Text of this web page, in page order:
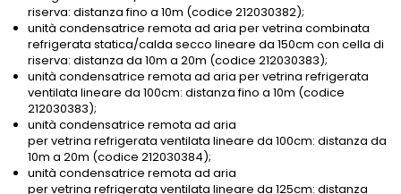
riserva: distanza fino a 10m (codice 212030382);
unità condensatrice remota ad aria per vetrina combinata
refrigerata statica/calda secco lineare da 150cm con cella di
riserva: distanza da 10m a 20m (codice 212030383);
unità condensatrice remota ad aria per vetrina refrigerata
ventilata lineare da 100cm: distanza fino a 10m (codice
212030383);
unità condensatrice remota ad aria
per vetrina refrigerata ventilata lineare da 100cm: distanza da
10m a 20m (codice 212030384);
unità condensatrice remota ad aria
per vetrina refrigerata ventilata lineare da 125cm: distanza